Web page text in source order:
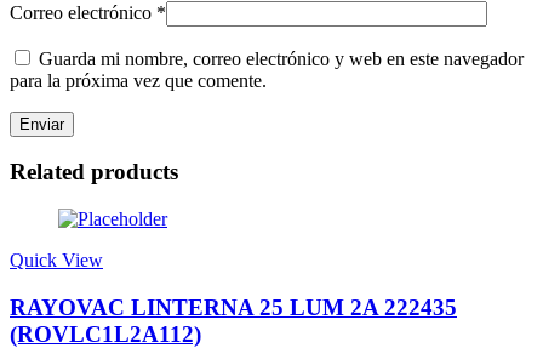
Correo electrónico *
Guarda mi nombre, correo electrónico y web en este navegador
para la próxima vez que comente.
Related products
Quick View
RAYOVAC LINTERNA 25 LUM 2A 222435
(ROVLC1L2A112)